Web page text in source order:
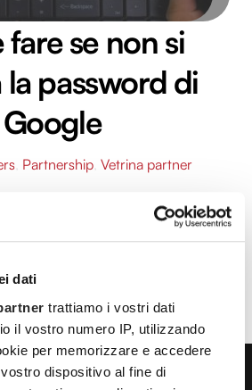
dati
trattiamo i vostri dati
il vostro numero IP, utilizzando
per memorizzare e accedere
dispositivo al fine di
se non si
password di
Google
, Partnership, Vetrina partner
nostri ricordi ma che ci permette
in modo sicuro e di renderli